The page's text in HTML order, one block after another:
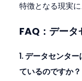
特徴となる現実
FAQ：データ
1. データセンタ
ているのですか？